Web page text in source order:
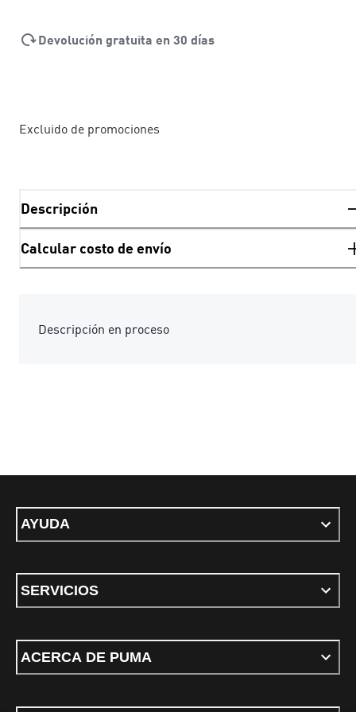
Devolución gratuita en 30 días
Excluido de promociones
Descripción
Calcular costo de envío
Descripción en proceso
AYUDA
SERVICIOS
ACERCA DE PUMA